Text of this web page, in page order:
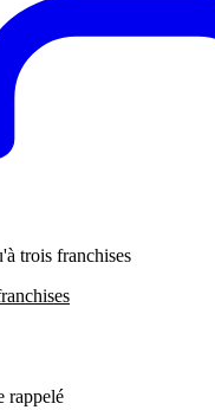
trois franchises
rappelé